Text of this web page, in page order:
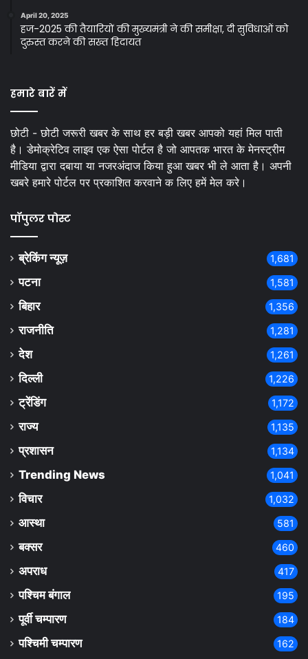
April 20, 2025
हज-2025 की तैयारियों की मुख्यमंत्री ने की समीक्षा, दी सुविधाओं को
दुरुस्त करने की सख्त हिदायत
हमारे बारें में
छोटी - छोटी जरूरी खबर के साथ हर बड़ी खबर आपको यहां मिल पाती
है। डेमोक्रेटिव लाइव एक ऐसा पोर्टल है जो आपतक भारत के मेनस्ट्रीम
मीडिया द्वारा दबाया या नजरअंदाज किया हुआ खबर भी ले आता है। अपनी
खबरे हमारे पोर्टल पर प्रकाशित करवाने क लिए हमें मेल करे।
पॉपुलर पोस्ट
ब्रेकिंग न्यूज़ 1,681
पटना 1,581
बिहार 1,356
राजनीति 1,281
देश 1,261
दिल्ली 1,226
ट्रेंडिंग 1,172
राज्य 1,135
प्रशासन 1,134
Trending News 1,041
विचार 1,032
आस्था 581
बक्सर 460
अपराध 417
पश्चिम बंगाल 195
पूर्वी चम्पारण 184
पश्चिमी चम्पारण 162